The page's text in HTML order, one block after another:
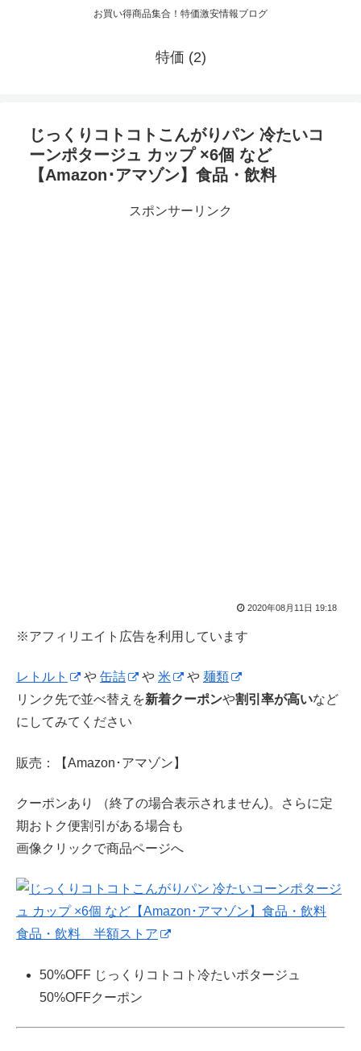
お買い得商品集合！特価激安情報ブログ
特価 (2)
じっくりコトコトこんがりパン 冷たいコ
ーンポタージュ カップ ×6個 など
【Amazon･アマゾン】食品・飲料
スポンサーリンク
2020年08月11日 19:18
※アフィリエイト広告を利用しています
レトルト や 缶詰 や 米 や 麺類
リンク先で並べ替えを新着クーポンや割引率が高いなど
にしてみてください
販売：【Amazon･アマゾン】
クーポンあり （終了の場合表示されません)。さらに定
期おトク便割引がある場合も
画像クリックで商品ページへ
食品・飲料 半額ストア
50%OFF じっくりコトコト冷たいポタージュ
50%OFFクーポン